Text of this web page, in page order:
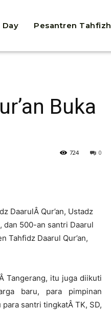
Day Pesantren Tahfizh
Buka
0
724
DaarulÂ Qur’an, Ustadz
dan 500-an santri Daarul
Tahfidz Daarul Qur’an,
Tangerang, itu juga diikuti
baru, para pimpinan
santri tingkatÂ TK, SD,